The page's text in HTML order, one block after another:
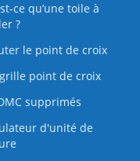
qu’une toile à
?
le point de croix
point de croix
supprimés
d'unité de